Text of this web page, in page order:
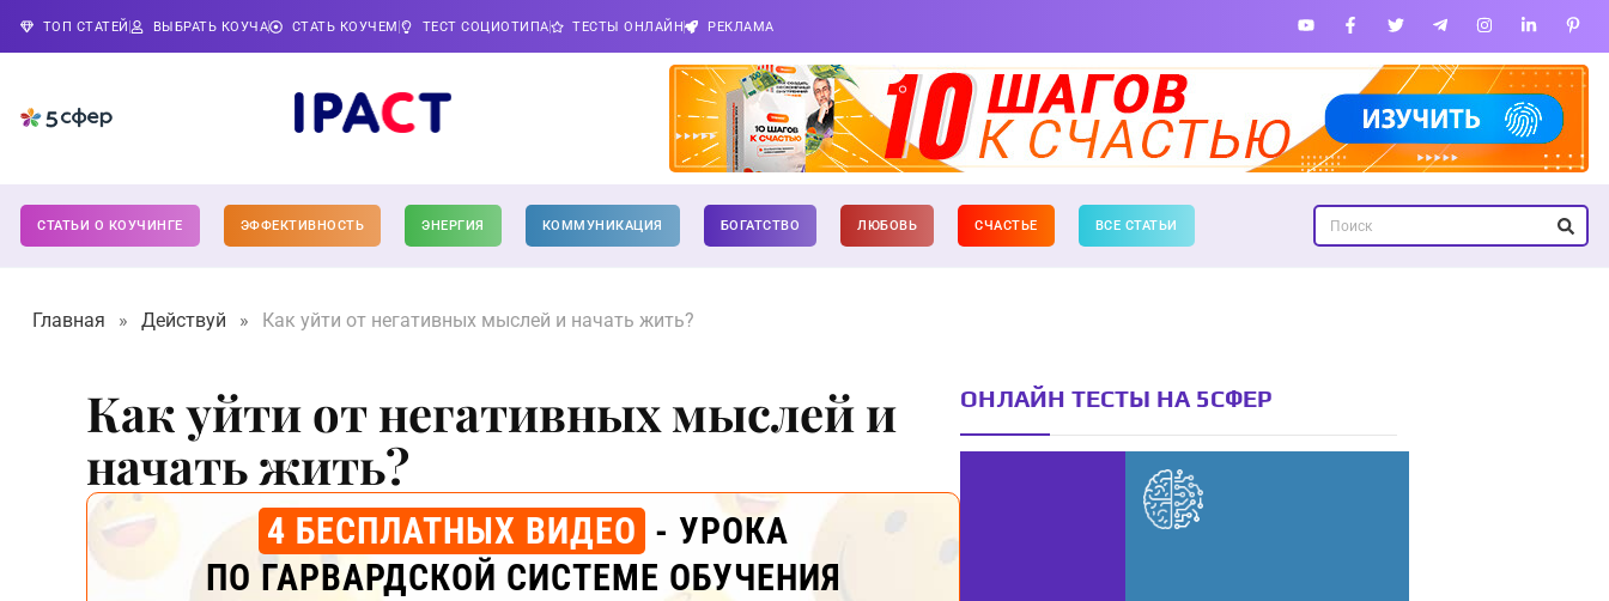
ТОП СТАТЕЙ ВЫБРАТЬ КОУЧА СТАТЬ КОУЧЕМ ТЕСТ СОЦИОТИПА ТЕСТЫ ОНЛАЙН РЕКЛАМА
СТАТЬИ О КОУЧИНГЕ ЭФФЕКТИВНОСТЬ ЭНЕРГИЯ КОММУНИКАЦИЯ БОГАТСТВО ЛЮБОВЬ СЧАСТЬЕ ВСЕ СТАТЬИ
Главная » Действуй » Как уйти от негативных мыслей и начать жить?
Как уйти от негативных мыслей и
начать жить?
4 БЕСПЛАТНЫХ ВИДЕО - УРОКА
ПО ГАРВАРДСКОЙ СИСТЕМЕ ОБУЧЕНИЯ
ОНЛАЙН ТЕСТЫ НА 5СФЕР